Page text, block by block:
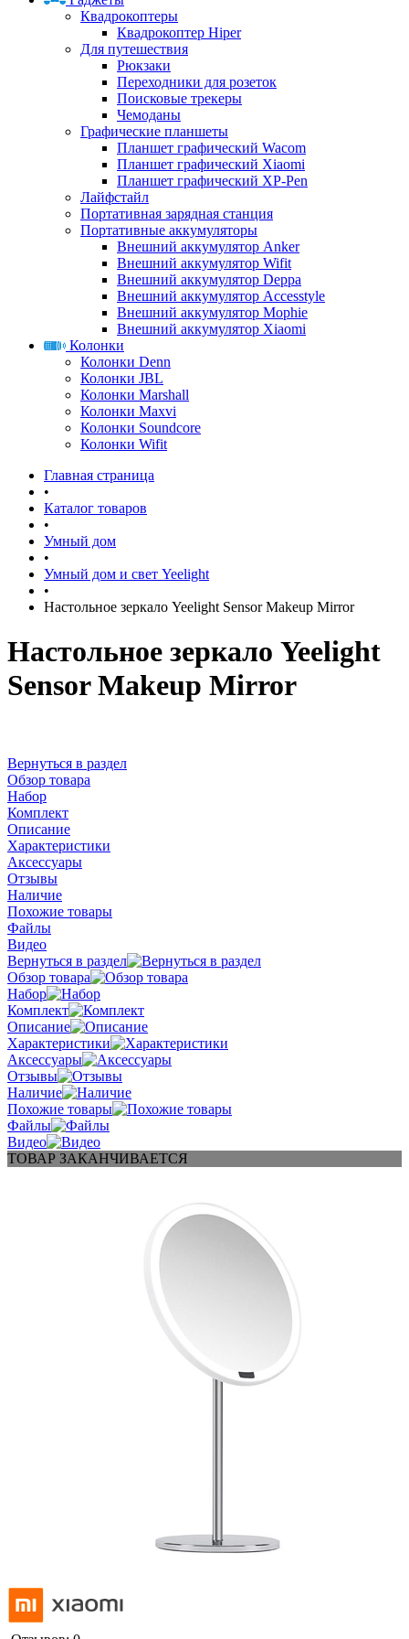
Квадрокоптеры
Квадрокоптер Hiper
Для путешествия
Рюкзаки
Переходники для розеток
Поисковые трекеры
Чемоданы
Графические планшеты
Планшет графический Wacom
Планшет графический Xiaomi
Планшет графический XP-Pen
Лайфстайл
Портативная зарядная станция
Портативные аккумуляторы
Внешний аккумулятор Anker
Внешний аккумулятор Wifit
Внешний аккумулятор Deppa
Внешний аккумулятор Accesstyle
Внешний аккумулятор Mophie
Внешний аккумулятор Xiaomi
Колонки
Колонки Denn
Колонки JBL
Колонки Marshall
Колонки Maxvi
Колонки Soundcore
Колонки Wifit
Главная страница
•
Каталог товаров
•
Умный дом
•
Умный дом и свет Yeelight
•
Настольное зеркало Yeelight Sensor Makeup Mirror
Настольное зеркало Yeelight
Sensor Makeup Mirror
Вернуться в раздел
Обзор товара
Набор
Комплект
Описание
Характеристики
Аксессуары
Отзывы
Наличие
Похожие товары
Файлы
Видео
Вернуться в раздел
Обзор товара
Набор
Комплект
Описание
Характеристики
Аксессуары
Отзывы
Наличие
Похожие товары
Файлы
Видео
ТОВАР ЗАКАНЧИВАЕТСЯ